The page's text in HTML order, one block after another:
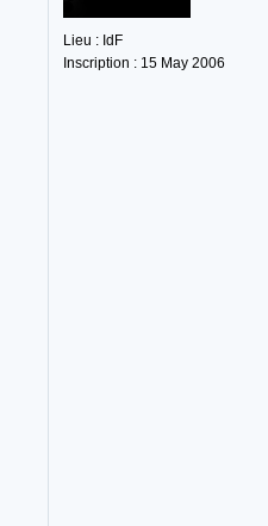
Lieu : IdF
Inscription : 15 May 2006